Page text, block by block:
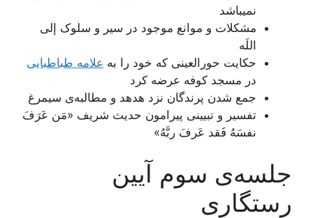
نمی‏باشد
مشکلات و موانع موجود در سیر و سلوک إلی
اللَه
حکایت حورالعینی که خود را به علامه طباطبایی
در مسجد کوفه عرضه کرد
جمع شدن پرندگان نزد هدهد و مطالبه‌ی سیمرغ
تفسیر و تبیینی پیرامون حدیث شریف «مَن عَرَفَ
نفسَهُ فَقد عَرفَ ربَّهُ»
جلسه‌ی سوم آیین
رستگاری